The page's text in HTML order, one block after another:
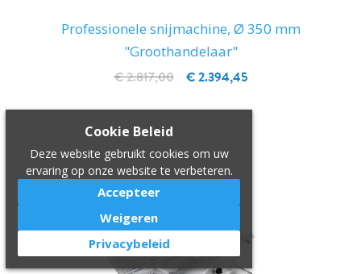
Professionele snijmachine, Ø 350 mm
"Groothandelaar"
€ 2.394,45
€ 2.817,00
IN WINKELWAGEN
Cookie Beleid
Deze website gebruikt cookies om uw
ervaring op onze website te verbeteren.
Accepteer
Weigeren
Privacybeleid